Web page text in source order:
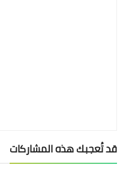
قد تُعجبك هذه المشاركات